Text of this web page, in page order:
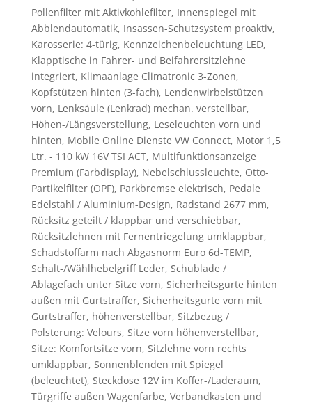
Pollenfilter mit Aktivkohlefilter, Innenspiegel mit
Abblendautomatik, Insassen-Schutzsystem proaktiv,
Karosserie: 4-türig, Kennzeichenbeleuchtung LED,
Klapptische in Fahrer- und Beifahrersitzlehne
integriert, Klimaanlage Climatronic 3-Zonen,
Kopfstützen hinten (3-fach), Lendenwirbelstützen
vorn, Lenksäule (Lenkrad) mechan. verstellbar,
Höhen-/Längsverstellung, Leseleuchten vorn und
hinten, Mobile Online Dienste VW Connect, Motor 1,5
Ltr. - 110 kW 16V TSI ACT, Multifunktionsanzeige
Premium (Farbdisplay), Nebelschlussleuchte, Otto-
Partikelfilter (OPF), Parkbremse elektrisch, Pedale
Edelstahl / Aluminium-Design, Radstand 2677 mm,
Rücksitz geteilt / klappbar und verschiebbar,
Rücksitzlehnen mit Fernentriegelung umklappbar,
Schadstoffarm nach Abgasnorm Euro 6d-TEMP,
Schalt-/Wählhebelgriff Leder, Schublade /
Ablagefach unter Sitze vorn, Sicherheitsgurte hinten
außen mit Gurtstraffer, Sicherheitsgurte vorn mit
Gurtstraffer, höhenverstellbar, Sitzbezug /
Polsterung: Velours, Sitze vorn höhenverstellbar,
Sitze: Komfortsitze vorn, Sitzlehne vorn rechts
umklappbar, Sonnenblenden mit Spiegel
(beleuchtet), Steckdose 12V im Koffer-/Laderaum,
Türgriffe außen Wagenfarbe, Verbandkasten und